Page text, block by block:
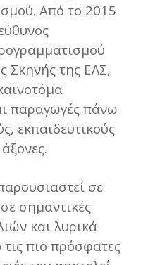
Από το 2015
Σκηνής της ΕΛΣ,
παραγωγές πάνω
εκπαιδευτικούς
σε
σημαντικές
και λυρικά
πιο πρόσφατες